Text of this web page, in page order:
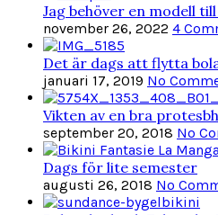
Jag behöver en modell
november 26, 2022 4
Det är dags att flytta
januari 17, 2019 No
Vikten av en bra protesbh
september 20, 2018 No
Dags för lite semester
augusti 26, 2018 No